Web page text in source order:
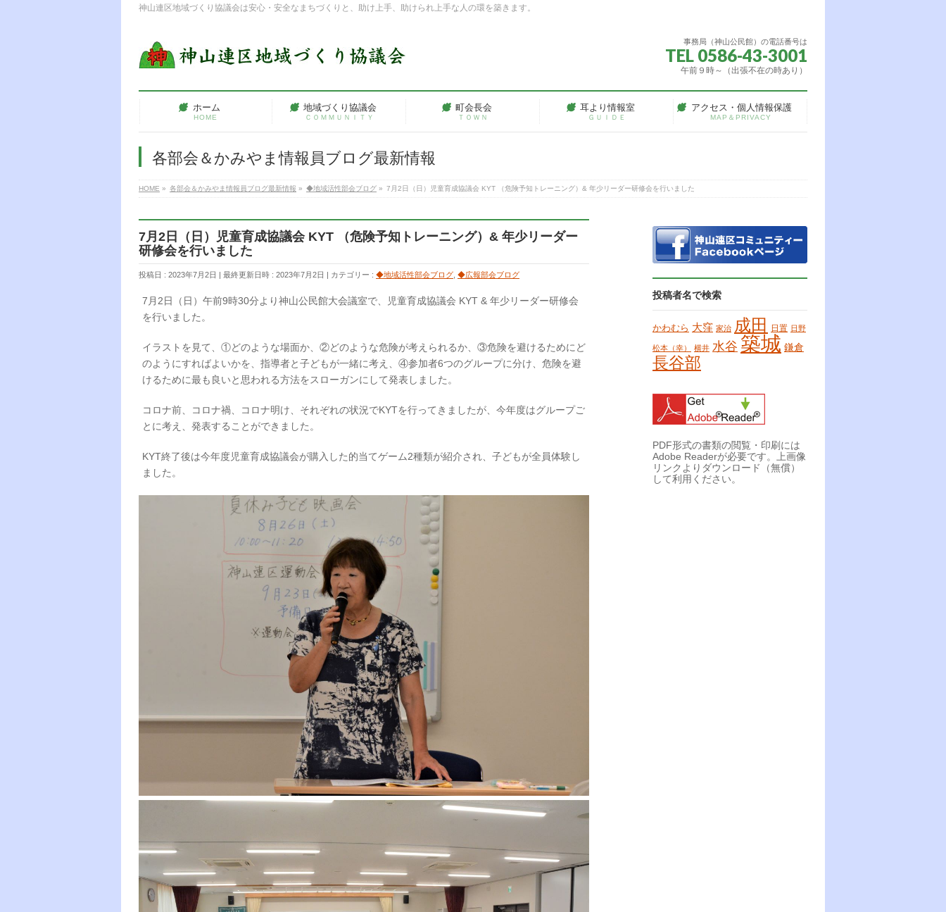
神山連区地域づくり協議会は安心・安全なまちづくりと、助け上手、助けられ上手な人の環を築きます。
事務局（神山公民館）の電話番号は
TEL 0586-43-3001
午前９時～（出張不在の時あり）
ホーム
HOME
地域づくり協議会
ＣＯＭＭＵＮＩＴＹ
町会長会
ＴＯＷＮ
耳より情報室
ＧＵＩＤＥ
アクセス・個人情報保護
MAP＆PRIVACY
各部会＆かみやま情報員ブログ最新情報
HOME » 各部会＆かみやま情報員ブログ最新情報 » ◆地域活性部会ブログ » 7月2日（日）児童育成協議会 KYT （危険予知トレーニング）& 年少リーダー研修会を行いました
7月2日（日）児童育成協議会 KYT （危険予知トレーニング）& 年少リーダー
研修会を行いました
投稿日 : 2023年7月2日 最終更新日時 : 2023年7月2日 カテゴリー : ◆地域活性部会ブログ ◆広報部会ブログ
7月2日（日）午前9時30分より神山公民館大会議室で、児童育成協議会 KYT & 年少リーダー研修会
を行いました。
イラストを見て、①どのような場面か、②どのような危険が考えられるか、③危険を避けるためにど
のようにすればよいかを、指導者と子どもが一緒に考え、④参加者6つのグループに分け、危険を避
けるために最も良いと思われる方法をスローガンにして発表しました。
コロナ前、コロナ禍、コロナ明け、それぞれの状況でKYTを行ってきましたが、今年度はグループご
とに考え、発表することができました。
KYT終了後は今年度児童育成協議会が購入した的当てゲーム2種類が紹介され、子どもが全員体験し
ました。
投稿者名で検索
かわむら 大窪 家治 成田 日置 日野
松本（幸） 横井 水谷 築城 鎌倉
長谷部
PDF形式の書類の閲覧・印刷には
Adobe Readerが必要です。上画像
リンクよりダウンロード（無償）
して利用ください。